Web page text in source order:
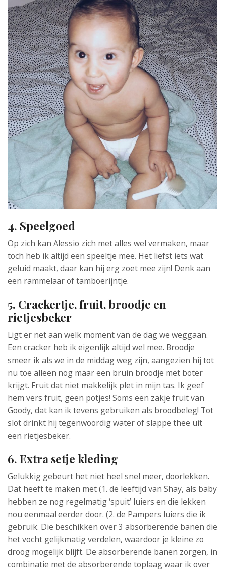
4. Speelgoed
Op zich kan Alessio zich met alles wel vermaken, maar
toch heb ik altijd een speeltje mee. Het liefst iets wat
geluid maakt, daar kan hij erg zoet mee zijn! Denk aan
een rammelaar of tamboerijntje.
5. Crackertje, fruit, broodje en
rietjesbeker
Ligt er net aan welk moment van de dag we weggaan.
Een cracker heb ik eigenlijk altijd wel mee. Broodje
smeer ik als we in de middag weg zijn, aangezien hij tot
nu toe alleen nog maar een bruin broodje met boter
krijgt. Fruit dat niet makkelijk plet in mijn tas. Ik geef
hem vers fruit, geen potjes! Soms een zakje fruit van
Goody, dat kan ik tevens gebruiken als broodbeleg! Tot
slot drinkt hij tegenwoordig water of slappe thee uit
een rietjesbeker.
6. Extra setje kleding
Gelukkig gebeurt het niet heel snel meer, doorlekken.
Dat heeft te maken met (1. de leeftijd van Shay, als baby
hebben ze nog regelmatig ‘spuit’ luiers en die lekken
nou eenmaal eerder door. (2. de Pampers luiers die ik
gebruik. Die beschikken over 3 absorberende banen die
het vocht gelijkmatig verdelen, waardoor je kleine zo
droog mogelijk blijft. De absorberende banen zorgen, in
combinatie met de absorberende toplaag waar ik over